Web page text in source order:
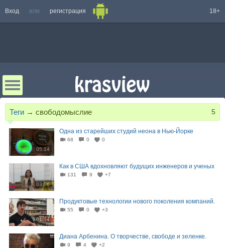
Вход или регистрация 18+
Теги → свободомыслие 5
05:14
Одна из старейших студий неона в Нью-Йорке
68 0 0
03:06
Как в США вдохновляют будущих инженеров и ученых
131 9 +7
01:54
Продуктовые технологии нового поколения компаний.
55 0 +3
Диана Арбенина. О творчестве, свободе и зеленке.
9 4 +2